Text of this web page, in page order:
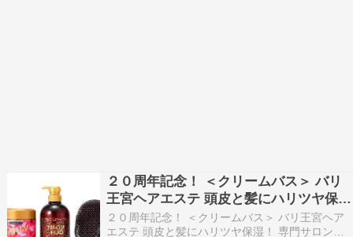
２０周年記念！ ＜クリームバス＞ バリ
王宮ヘアエステ 頭皮と髪にハリツヤ保
湿！ 専門サロン開発 ヘアケア特別セッ
ト
２０周年記念！ ＜クリームバス＞ バリ王宮ヘア
エステ 頭皮と髪にハリツヤ保湿！ 専門サロン開